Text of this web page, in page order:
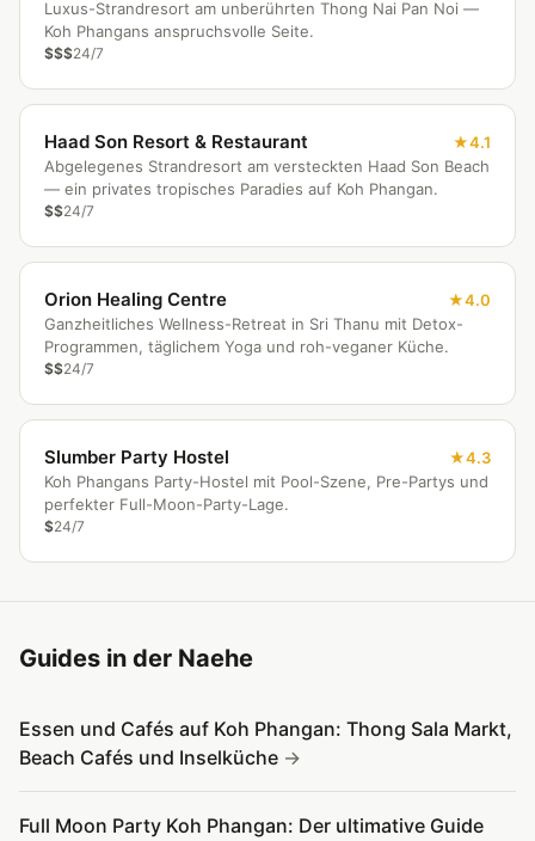
Luxus-Strandresort am unberührten Thong Nai Pan Noi —
Koh Phangans anspruchsvolle Seite.
$$$24/7
Haad Son Resort & Restaurant
4.1
Abgelegenes Strandresort am versteckten Haad Son Beach
— ein privates tropisches Paradies auf Koh Phangan.
$$24/7
Orion Healing Centre
4.0
Ganzheitliches Wellness-Retreat in Sri Thanu mit Detox-
Programmen, täglichem Yoga und roh-veganer Küche.
$$24/7
Slumber Party Hostel
4.3
Koh Phangans Party-Hostel mit Pool-Szene, Pre-Partys und
perfekter Full-Moon-Party-Lage.
$24/7
Guides in der Naehe
Essen und Cafés auf Koh Phangan: Thong Sala Markt,
Beach Cafés und Inselküche
Full Moon Party Koh Phangan: Der ultimative Guide